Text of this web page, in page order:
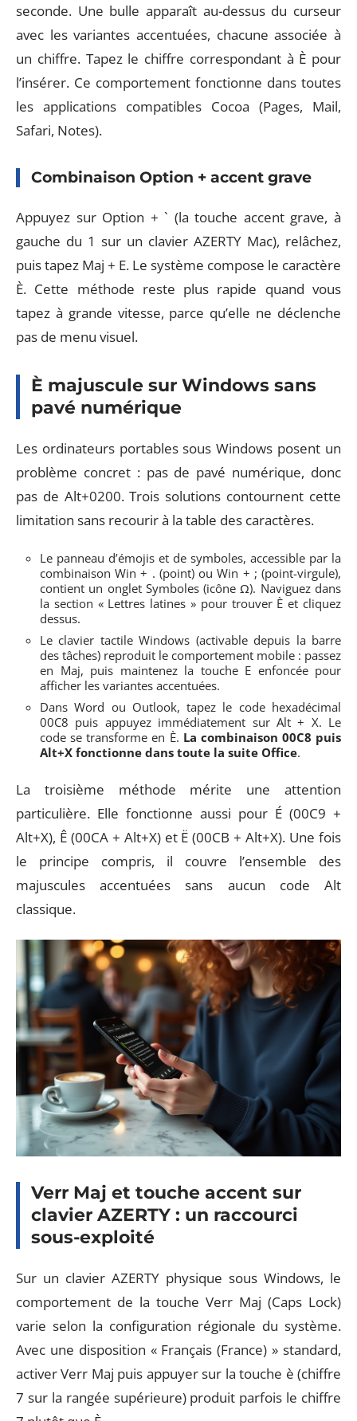
seconde. Une bulle apparaît au-dessus du curseur
avec les variantes accentuées, chacune associée à
un chiffre. Tapez le chiffre correspondant à È pour
l’insérer. Ce comportement fonctionne dans toutes
les applications compatibles Cocoa (Pages, Mail,
Safari, Notes).
Combinaison Option + accent grave
Appuyez sur Option + ` (la touche accent grave, à
gauche du 1 sur un clavier AZERTY Mac), relâchez,
puis tapez Maj + E. Le système compose le caractère
È. Cette méthode reste plus rapide quand vous
tapez à grande vitesse, parce qu’elle ne déclenche
pas de menu visuel.
È majuscule sur Windows sans
pavé numérique
Les ordinateurs portables sous Windows posent un
problème concret : pas de pavé numérique, donc
pas de Alt+0200. Trois solutions contournent cette
limitation sans recourir à la table des caractères.
Le panneau d’émojis et de symboles, accessible par la
combinaison Win + . (point) ou Win + ; (point-virgule),
contient un onglet Symboles (icône Ω). Naviguez dans
la section « Lettres latines » pour trouver È et cliquez
dessus.
Le clavier tactile Windows (activable depuis la barre
des tâches) reproduit le comportement mobile : passez
en Maj, puis maintenez la touche E enfoncée pour
afficher les variantes accentuées.
Dans Word ou Outlook, tapez le code hexadécimal
00C8 puis appuyez immédiatement sur Alt + X. Le
code se transforme en È. La combinaison 00C8 puis
Alt+X fonctionne dans toute la suite Office.
La troisième méthode mérite une attention
particulière. Elle fonctionne aussi pour É (00C9 +
Alt+X), Ê (00CA + Alt+X) et Ë (00CB + Alt+X). Une fois
le principe compris, il couvre l’ensemble des
majuscules accentuées sans aucun code Alt
classique.
Verr Maj et touche accent sur
clavier AZERTY : un raccourci
sous-exploité
Sur un clavier AZERTY physique sous Windows, le
comportement de la touche Verr Maj (Caps Lock)
varie selon la configuration régionale du système.
Avec une disposition « Français (France) » standard,
activer Verr Maj puis appuyer sur la touche è (chiffre
7 sur la rangée supérieure) produit parfois le chiffre